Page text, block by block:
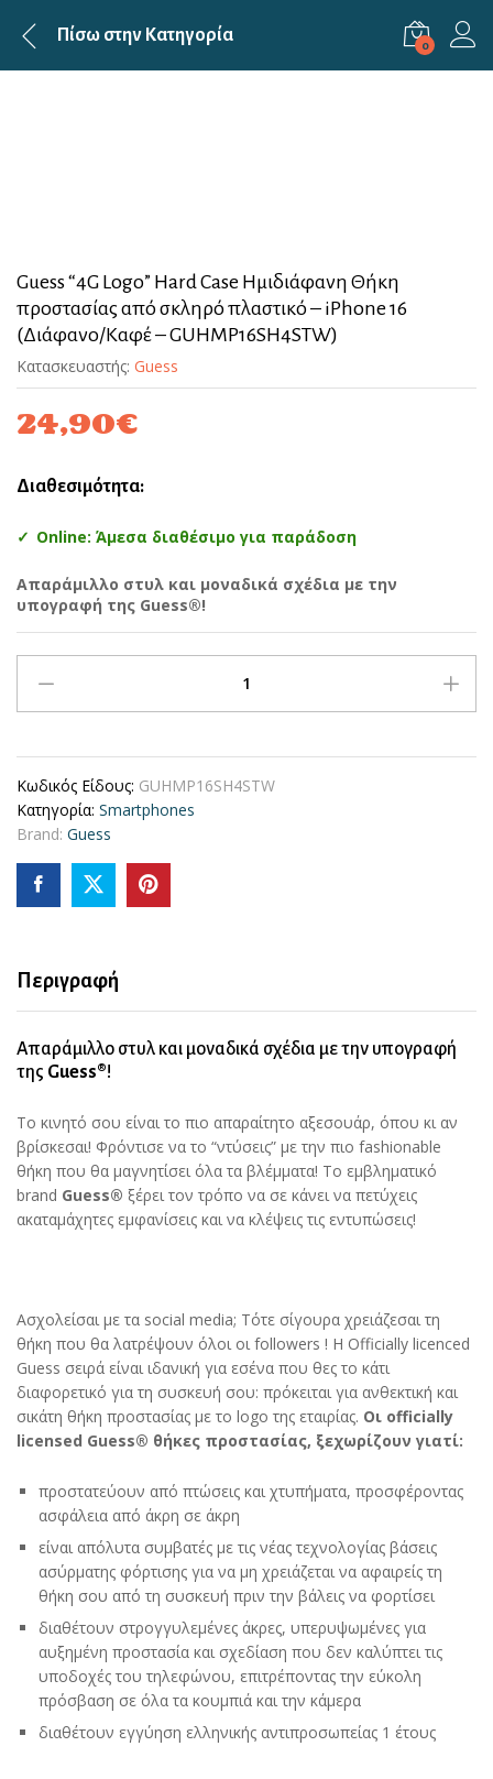
Πίσω στην Κατηγορία 0
Guess “4G Logο” Hard Case Ημιδιάφανη Θήκη
προστασίας από σκληρό πλαστικό – iPhone 16
(Διάφανο/Καφέ – GUHMP16SH4STW)
Κατασκευαστής: Guess
24,90€
Διαθεσιμότητα:
Online: Άμεσα διαθέσιμο για παράδοση
Απαράμιλλο στυλ και μοναδικά σχέδια με την
υπογραφή της Guess®!
“4G
Logο”
Case
Ημιδιάφανη
Θήκη
προστασίας
από
σκληρό
πλαστικό
16
–
GUHMP16SH4STW)
Κωδικός Είδους: GUHMP16SH4STW
Κατηγορία: Smartphones
Brand: Guess
Περιγραφή
Απαράμιλλο στυλ και μοναδικά σχέδια με την υπογραφή
της Guess®!
Το κινητό σου είναι το πιο απαραίτητο αξεσουάρ, όπου κι αν
βρίσκεσαι! Φρόντισε να το “ντύσεις” με την πιο fashionable
θήκη που θα μαγνητίσει όλα τα βλέμματα! Το εμβληματικό
brand Guess® ξέρει τον τρόπο να σε κάνει να πετύχεις
ακαταμάχητες εμφανίσεις και να κλέψεις τις εντυπώσεις!
Ασχολείσαι με τα social media; Τότε σίγουρα χρειάζεσαι τη
θήκη που θα λατρέψουν όλοι οι followers ! Η Officially licenced
Guess σειρά είναι ιδανική για εσένα που θες το κάτι
διαφορετικό για τη συσκευή σου: πρόκειται για ανθεκτική και
σικάτη θήκη προστασίας με το logo της εταιρίας. Οι officially
licensed Guess® θήκες προστασίας, ξεχωρίζουν γιατί:
προστατεύουν από πτώσεις και χτυπήματα, προσφέροντας
ασφάλεια από άκρη σε άκρη
είναι απόλυτα συμβατές με τις νέας τεχνολογίας βάσεις
ασύρματης φόρτισης για να μη χρειάζεται να αφαιρείς τη
θήκη σου από τη συσκευή πριν την βάλεις να φορτίσει
διαθέτουν στρογγυλεμένες άκρες, υπερυψωμένες για
αυξημένη προστασία και σχεδίαση που δεν καλύπτει τις
υποδοχές του τηλεφώνου, επιτρέποντας την εύκολη
πρόσβαση σε όλα τα κουμπιά και την κάμερα
διαθέτουν εγγύηση ελληνικής αντιπροσωπείας 1 έτους